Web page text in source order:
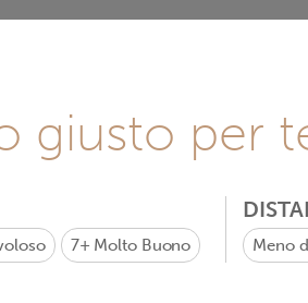
giusto per
7+ Molto Buono Meno